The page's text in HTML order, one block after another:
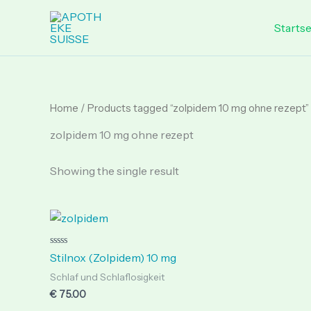
Home / Products tagged “zolpidem 10 mg ohne rezept”
zolpidem 10 mg ohne rezept
Showing the single result
Rated
0
out
of
5
Stilnox (Zolpidem) 10 mg
Schlaf und Schlaflosigkeit
€ 75.00